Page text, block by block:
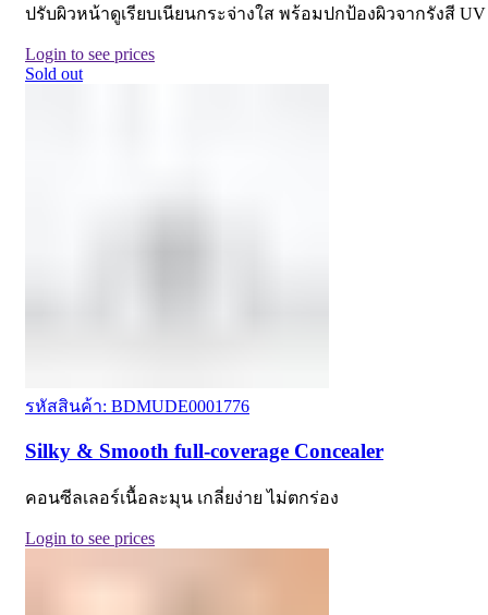
ปรับผิวหน้าดูเรียบเนียนกระจ่างใส พร้อมปกป้องผิวจากรังสี UV
Login to see prices
Sold out
รหัสสินค้า: BDMUDE0001776
Silky & Smooth full-coverage Concealer
คอนซีลเลอร์เนื้อละมุน เกลี่ยง่าย ไม่ตกร่อง
Login to see prices